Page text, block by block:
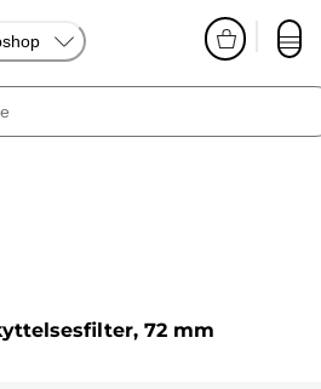
72 mm